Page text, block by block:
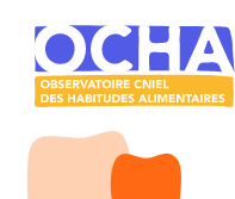
mangeur
Ocha